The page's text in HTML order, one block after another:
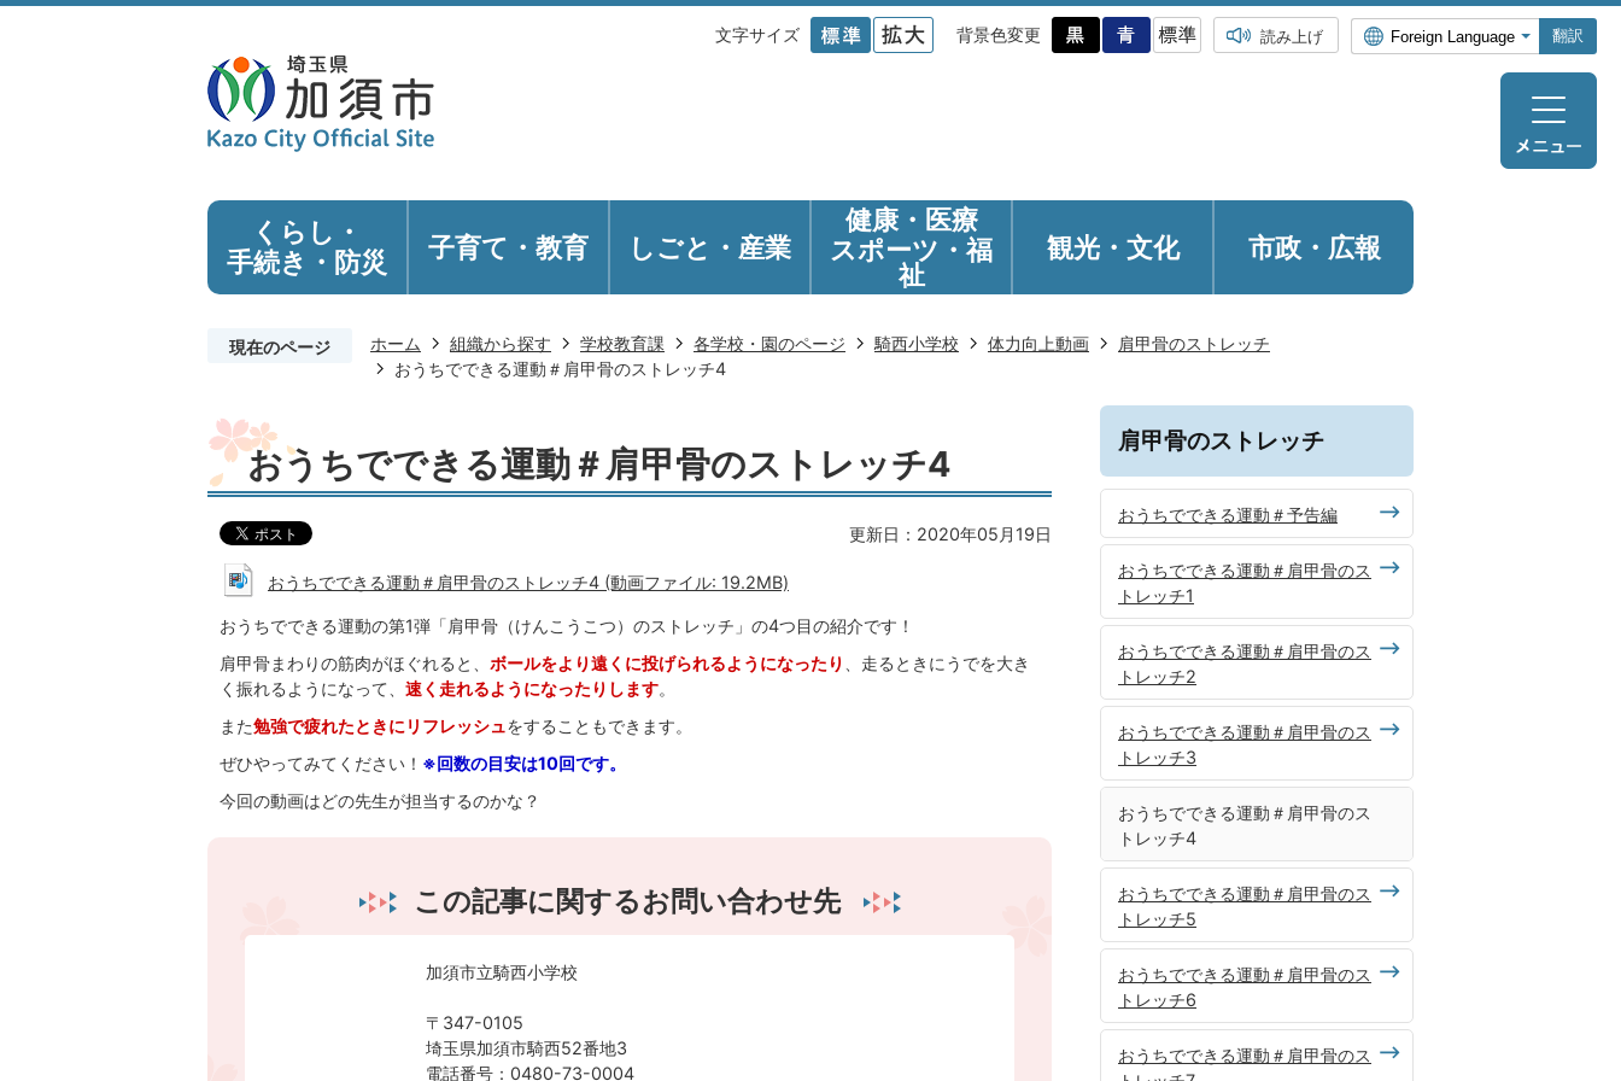
文字サイズ 背景色変更 読み上げ 翻訳
くらし・
手続き ・防災 子育て・教育 しごと・産業
健康・医療
スポーツ・福
祉
観光・ 文化 市政・広報
現在のページ ホーム 組織から探す 学校教育課 各学校・園のページ 騎西小学校 体力向上動画
肩甲骨のストレッチ
おうちでできる運動＃肩甲骨のストレッチ4
おうちでできる運動＃肩甲骨のストレッチ4
更新日：2020年05月19日
おうちでできる運動＃肩甲骨のストレッチ4 (動画ファイル: 19.2MB)
おうちでできる運動の第1弾「肩甲骨（けんこうこつ）のストレッチ」の4つ目の紹介です！
肩甲骨まわりの筋肉がほぐれると、 ボールをより遠くに投げられるようになったり 、走るときにうでを大き
く振れるようになって、 速く走れるようになったりします。
また勉強で疲れたときにリフレッシュをすることもできます。
ぜひやってみてください！ ※回数の目安は10回です。
今回の動画はどの先生が担当するのかな？
この記事に関するお問い合わせ先
加須市立騎西小学校
〒347-0105
埼玉県加須市騎西52番地3
電話番号：0480-73-0004
肩甲骨のストレッチ
おうちでできる運動＃予告編
おうちでできる運動＃肩甲骨のス
トレッチ1
おうちでできる運動＃肩甲骨のス
トレッチ2
おうちでできる運動＃肩甲骨のス
トレッチ3
おうちでできる運動＃肩甲骨のス
トレッチ4
おうちでできる運動＃肩甲骨のス
トレッチ5
おうちでできる運動＃肩甲骨のス
トレッチ6
おうちでできる運動＃肩甲骨のス